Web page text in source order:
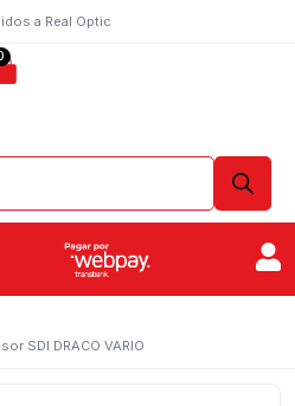
a Real Optic
SDI DRACO VARIO